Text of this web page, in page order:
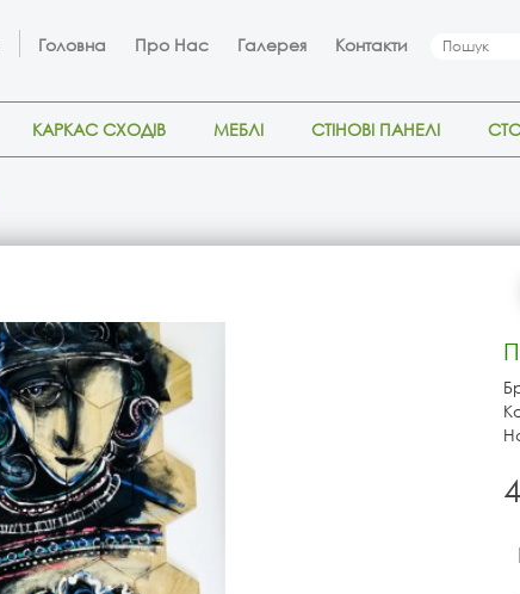
Головна Про Нас Галерея Контакти
КАРКАС СХОДІВ МЕБЛІ СТІНОВІ ПАНЕЛІ